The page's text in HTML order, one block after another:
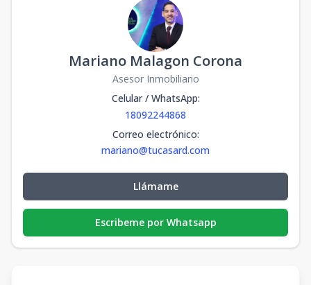
Mariano Malagon Corona
Asesor Inmobiliario
Celular / WhatsApp:
18092244868
Correo electrónico:
mariano@tucasard.com
Llámame
Escribeme por Whatsapp